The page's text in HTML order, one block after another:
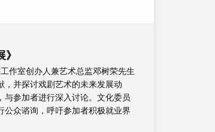
作室创办人兼艺术总监邓树荣先生
，并探讨戏剧艺术的未来发展动
与参加者进行深入讨论。文化委员
公众谘询，呼吁参加者积极就业界